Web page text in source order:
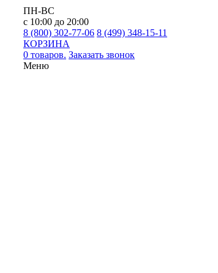
ПН-ВС
с 10:00 до 20:00
8 (800) 302-77-06 8 (499) 348-15-11
КОРЗИНА
0 товаров. Заказать звонок
Меню